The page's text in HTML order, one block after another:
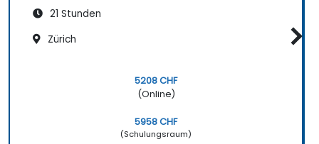
21 Stunden
Zürich
5208 CHF
(Online)
5958 CHF
(Schulungsraum)